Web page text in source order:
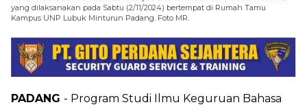
yang dilaksanakan pada Sabtu (2/11/2024) bertempat di Rumah Tamu
Kampus UNP Lubuk Minturun Padang. Foto MR.
PADANG - Program Studi Ilmu Keguruan Bahasa